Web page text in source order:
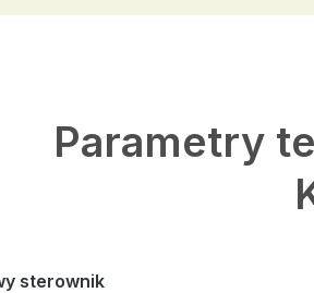
Parametry
sterownik